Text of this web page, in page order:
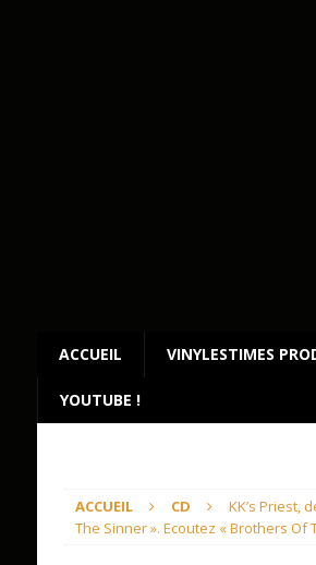
ACCUEIL VINYLESTIMES
YOUTUBE !
ACCUEIL CD
KK’s Priest,
The Sinner ». Ecoutez « Brothers Of